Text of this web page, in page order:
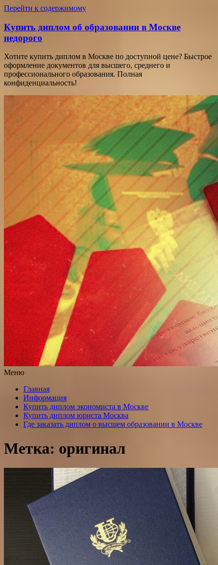
Перейти к содержимому
Купить диплом об образовании в Москве
недорого
Хотите купить диплом в Москве по доступной цене? Быстрое
оформление документов для высшего, среднего и
профессионального образования. Полная
конфиденциальность!
Меню
Главная
Информация
Купить диплом экономиста в Москве
Купить диплом юриста Москва
Где заказать диплом о высшем образовании в Москве
Метка: оригинал